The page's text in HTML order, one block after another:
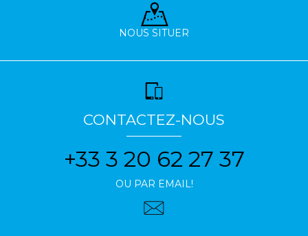
NOUS SITUER
CONTACTEZ-NOUS
+33 3 20 62 27 37
OU PAR EMAIL!